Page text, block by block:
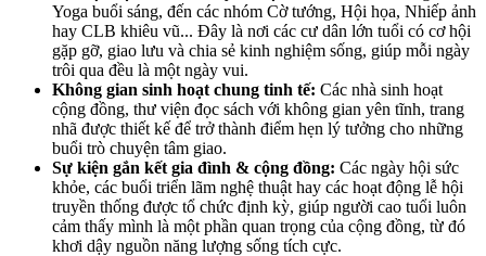
Yoga buổi sáng, đến các nhóm Cờ tướng, Hội họa, Nhiếp ảnh
hay CLB khiêu vũ... Đây là nơi các cư dân lớn tuổi có cơ hội
gặp gỡ, giao lưu và chia sẻ kinh nghiệm sống, giúp mỗi ngày
trôi qua đều là một ngày vui.
Không gian sinh hoạt chung tinh tế: Các nhà sinh hoạt
cộng đồng, thư viện đọc sách với không gian yên tĩnh, trang
nhã được thiết kế để trở thành điểm hẹn lý tưởng cho những
buổi trò chuyện tâm giao.
Sự kiện gắn kết gia đình & cộng đồng: Các ngày hội sức
khỏe, các buổi triển lãm nghệ thuật hay các hoạt động lễ hội
truyền thống được tổ chức định kỳ, giúp người cao tuổi luôn
cảm thấy mình là một phần quan trọng của cộng đồng, từ đó
khơi dậy nguồn năng lượng sống tích cực.